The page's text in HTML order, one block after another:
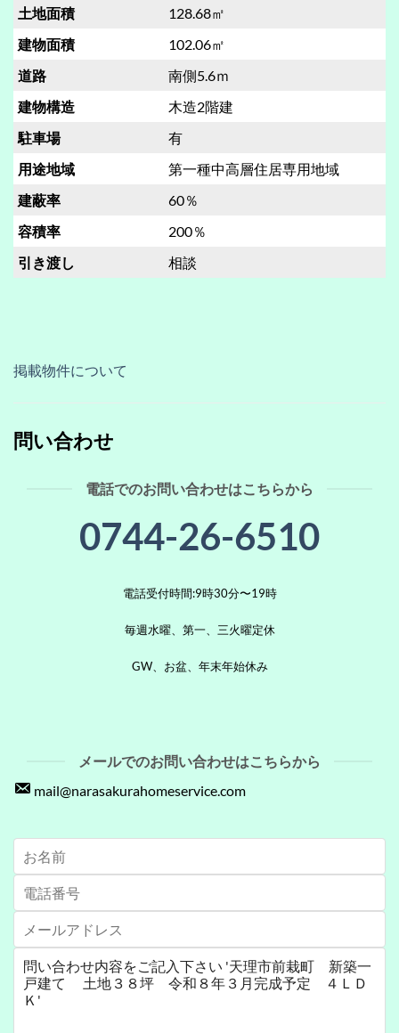
土地面積
128.68㎡
建物面積
102.06㎡
道路
南側5.6ｍ
建物構造
木造2階建
駐車場
有
用途地域
第一種中高層住居専用地域
建蔽率
60％
容積率
200％
引き渡し
相談
掲載物件について
問い合わせ
電話でのお問い合わせはこちらから
0744-26-6510
電話受付時間:9時30分〜19時
毎週水曜、第一、三火曜定休
GW、お盆、年末年始休み
メールでのお問い合わせはこちらから
mail@narasakurahomeservice.com